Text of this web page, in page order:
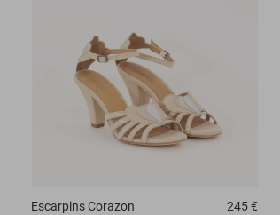
EscarpinsCorazon 245 €